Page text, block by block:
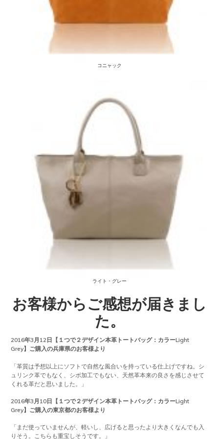
コニャック
ライト・グレー
お客様からご感想が届きまし
た。
2016年3月12日【１つで２デザイン本革トートバッグ：カラーLight
Grey】ご購入の兵庫県のお客様より
「革質は予想以上にソフトで自然な風合いを持っている仕上げですね。シ
ュリンク革でもなく、シボ加工でもない、天然革本来の良さを感じさせて
くれる革だと思いました。」
2016年3月10日【１つで２デザイン本革トートバッグ：カラーLight
Grey】ご購入の東京都のお客様より
「まだ使っていませんが、軽いし、広げると思ったより大きくなんでも入
りそう。こちらも重宝しそうです。」